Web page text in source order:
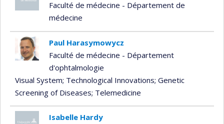
Faculté de médecine - Département de
médecine
Paul Harasymowycz
Faculté de médecine - Département
d'ophtalmologie
Visual System; Technological Innovations; Genetic
Screening of Diseases; Telemedicine
Isabelle Hardy